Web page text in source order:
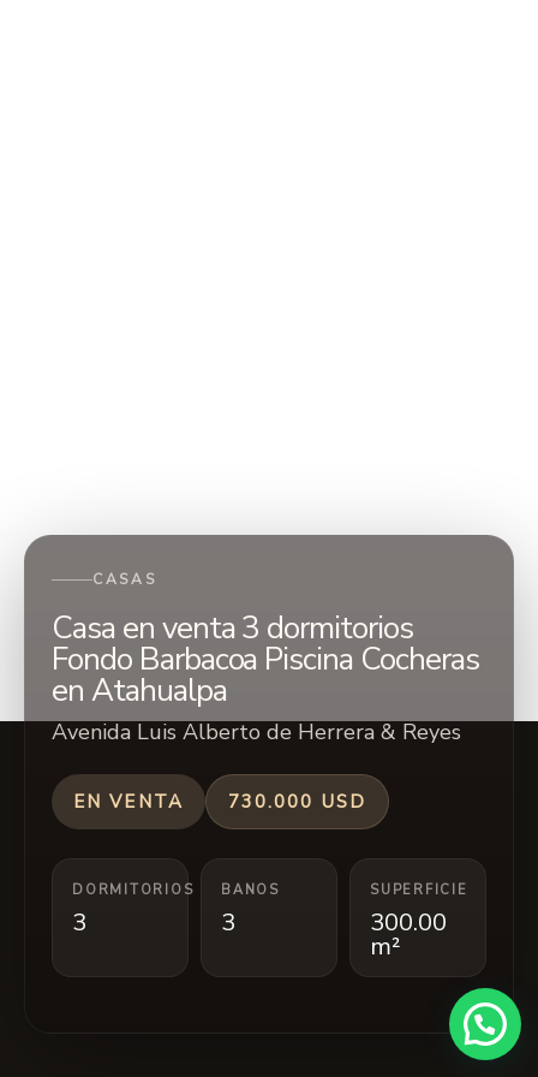
CASAS
Casa en venta 3 dormitorios
Fondo Barbacoa Piscina Cocheras
en Atahualpa
Avenida Luis Alberto de Herrera & Reyes
EN VENTA 730.000 USD
DORMITORIOS
3
BANOS
3
SUPERFICIE
300.00
m²